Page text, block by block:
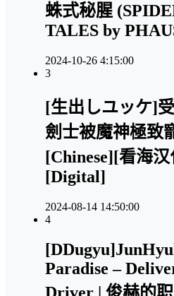
蛛式秘腥
TALES by
2024-10-26 4:15:00
3
[生出しユッケ]
劍士被魔神極致
[Chinese][看海汉
[Digital]
2024-08-14 14:50:00
4
Paradise –